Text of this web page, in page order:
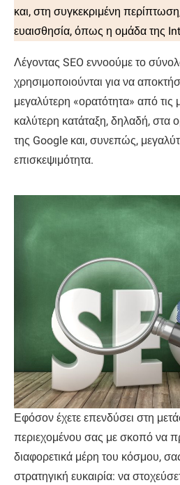
και, στη συγκεκριμένη
ευαισθησία, όπως η ομάδα της
Λέγοντας SEO εννοούμε το
χρησιμοποιούνται για να
μεγαλύτερη «ορατότητα» από τις
καλύτερη κατάταξη, δηλαδή, στα
της Google και, συνεπώς,
επισκεψιμότητα.
Εφόσον έχετε επενδύσει στη
περιεχομένου σας με σκοπό να
διαφορετικά μέρη του κόσμου,
στρατηγική ευκαιρία: να